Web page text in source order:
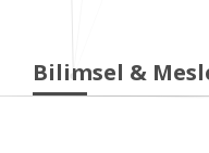
Bilimsel &